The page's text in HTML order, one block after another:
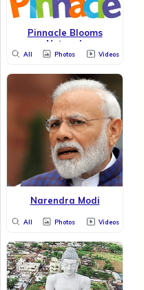
Pinnacle Blooms
Network
All Photos Videos
Narendra Modi
All Photos Videos